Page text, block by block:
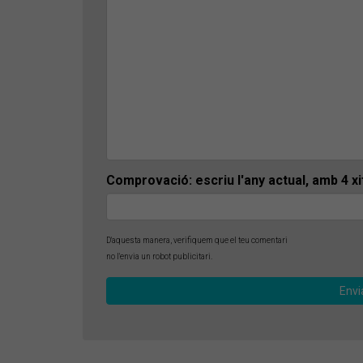
Comprovació: escriu l'any actual, amb 4
D'aquesta manera, verifiquem que el teu comentari
no l'envia un robot publicitari.